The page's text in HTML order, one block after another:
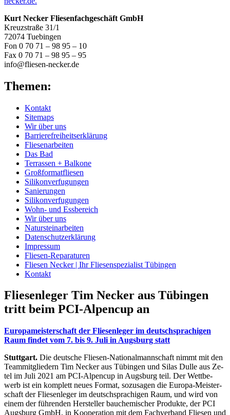
Kurt Necker Fliesenfachgeschäft GmbH
Kreuzstraße 31/1
72074 Tuebingen
Fon 0 70 71 – 98 95 – 10
Fax 0 70 71 – 98 95 – 95
info@fliesen-necker.de
Themen:
Kontakt
Sitemaps
Wir über uns
Barrierefreiheitserklärung
Fliesenarbeiten
Das Bad
Terrassen + Balkone
Großformatfliesen
Silikonverfugungen
Sanierungen
Silikonverfugungen
Wohn- und Essbereich
Wir über uns
Natursteinarbeiten
Datenschutzerklärung
Impressum
Fliesen-Reparaturen
Fliesen Necker | Ihr Fliesenspezialist Tübingen
Kontakt
Flie­sen­le­ger Tim Ne­cker aus Tü­bin­gen
tritt beim PCI-Al­pen­cup an
Eu­ro­pa­meis­ter­schaft der Flie­sen­le­ger im deutsch­spra­chi­gen
Raum fin­det vom 7. bis 9. Juli in Augs­burg statt
Stuttgart. Die deut­sche Flie­sen-Na­tio­nal­mann­schaft nimmt mit den
Team­mit­glie­dern Tim Ne­cker aus Tü­bin­gen und Si­las Dul­le aus Ze­
tel im Juli 2021 am PCI-Al­pen­cup in Augs­burg teil. Der Wett­be­
werb ist ein kom­plett neu­es For­mat, so­zu­sa­gen die Eu­ro­pa-Meis­ter­
schaft der Flie­sen­le­ger im deutsch­spra­chi­gen Raum, und wird von
ei­nem der füh­ren­den Her­stel­ler bau­che­mi­scher Pro­duk­te, der PCI
Augs­burg GmbH, in Ko­ope­ra­ti­on mit dem Fach­ver­band Flie­sen und